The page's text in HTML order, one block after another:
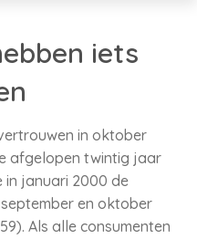
iets
in oktober
afgelopen twintig jaar
in januari 2000 de
en oktober
Als alle consumenten